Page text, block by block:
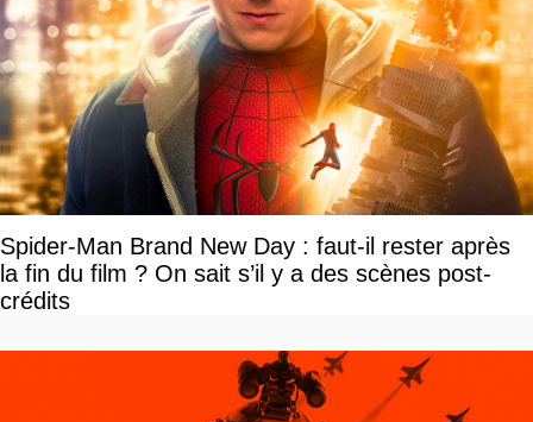
Spider-Man Brand New Day : faut-il rester après
la fin du film ? On sait s’il y a des scènes post-
crédits